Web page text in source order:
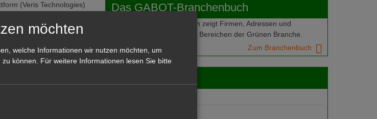
(Veris Technologies)
erforderlich sind,
zu erstellen. „Die
Diese feinen
aufgrund der
brauchen wir nur noch
können.“
noch nicht weit
Bodenkartierung und
aber unbestreitbar“, ist
Das GABOT-Branchenbuch
Das GABOT-Branchenbuch zeigt Firmen, Adressen und
Telefonnummern aus allen Bereichen der Grünen Branche.
Zum Branchenbuch
möchten
welche Informationen wir nutzen möchten, um
können.
Für weitere Informationen lesen Sie bitte